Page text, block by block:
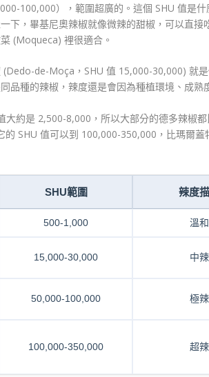
100,000），範圍超廣的。這個 SHU 值是
下，畢基尼奧辣椒就像微辣的甜椒，可以直
(Moqueca) 裡很適合。
de-Moça，SHU 值 15,000-30,000) 就
品種的辣椒，辣度還是會因為種植環境、成熟
大約是 2,500-8,000，所以大部分的德多辣椒
SHU 值可以到 100,000-350,000，比瑪爾蓋
SHU範圍 辣度
500-1,000 溫和
15,000-30,000 中辣
50,000-100,000 極辣
100,000-350,000 超辣